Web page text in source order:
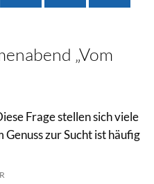
„Vom
Frage stellen sich viele
zur Sucht ist häufig